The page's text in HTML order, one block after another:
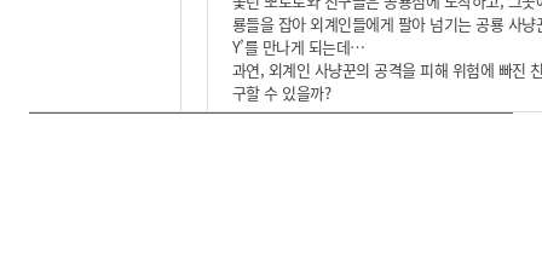
룡들을 잡아 외계인들에게 팔아 넘기는 공룡 사냥
Y’를 만나게 되는데…
과연, 외계인 사냥꾼의 공격을 피해 위험에 빠진
구할 수 있을까?